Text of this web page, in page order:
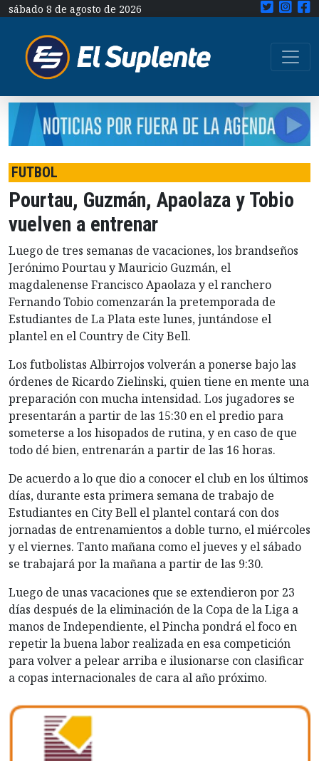
sábado 8 de agosto de 2026
FUTBOL
Pourtau, Guzmán, Apaolaza y Tobio
vuelven a entrenar
Luego de tres semanas de vacaciones, los brandseños
Jerónimo Pourtau y Mauricio Guzmán, el
magdalenense Francisco Apaolaza y el ranchero
Fernando Tobio comenzarán la pretemporada de
Estudiantes de La Plata este lunes, juntándose el
plantel en el Country de City Bell.
Los futbolistas Albirrojos volverán a ponerse bajo las
órdenes de Ricardo Zielinski, quien tiene en mente una
preparación con mucha intensidad. Los jugadores se
presentarán a partir de las 15:30 en el predio para
someterse a los hisopados de rutina, y en caso de que
todo dé bien, entrenarán a partir de las 16 horas.
De acuerdo a lo que dio a conocer el club en los últimos
días, durante esta primera semana de trabajo de
Estudiantes en City Bell el plantel contará con dos
jornadas de entrenamientos a doble turno, el miércoles
y el viernes. Tanto mañana como el jueves y el sábado
se trabajará por la mañana a partir de las 9:30.
Luego de unas vacaciones que se extendieron por 23
días después de la eliminación de la Copa de la Liga a
manos de Independiente, el Pincha pondrá el foco en
repetir la buena labor realizada en esa competición
para volver a pelear arriba e ilusionarse con clasificar
a copas internacionales de cara al año próximo.